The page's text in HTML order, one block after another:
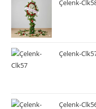
Çelenk-
Çelenk-
Çelenk-